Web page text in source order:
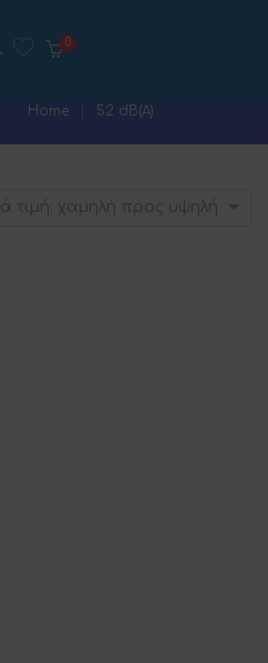
Home 52 dB(A)
τιμή: χαμηλή προς υψηλή